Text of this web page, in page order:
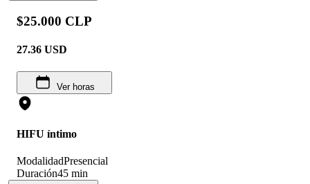
$25.000 CLP
27.36 USD
Ver horas
HIFU íntimo
ModalidadPresencial
Duración45 min